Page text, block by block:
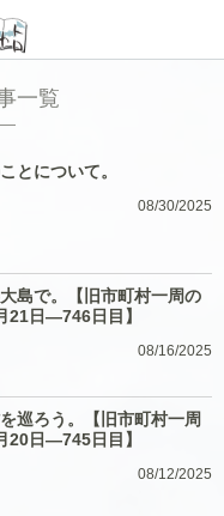
一覧
とについて。
08/30/2025
島で。【旧市町村一周の
21日―746日目】
08/16/2025
巡ろう。【旧市町村一周
20日―745日目】
08/12/2025